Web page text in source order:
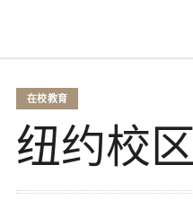
在校教育
纽约校